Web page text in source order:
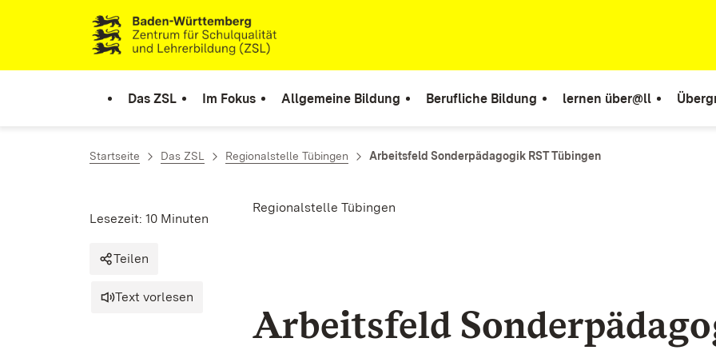
Zum Inhalt springen
Link zur Startseite
Das ZSL Im Fokus Allgemeine Bildung Berufliche Bildung lernen über@ll
Startseite Das ZSL Regionalstelle Tübingen Arbeitsfeld Sonderpädagogik RST Tübingen
Regionalstelle Tübingen
Lesezeit: 10 Minuten
Teilen
Text vorlesen
Arbeitsfeld